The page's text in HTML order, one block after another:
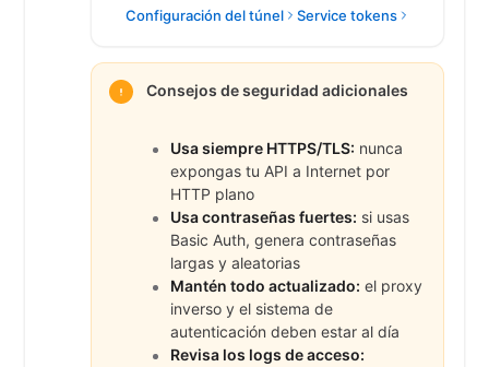
Configuración del túnel
Service tokens
Consejos de seguridad adicionales
Usa siempre HTTPS/TLS: nunca
expongas tu API a Internet por
HTTP plano
Usa contraseñas fuertes: si usas
Basic Auth, genera contraseñas
largas y aleatorias
Mantén todo actualizado: el proxy
inverso y el sistema de
autenticación deben estar al día
Revisa los logs de acceso: